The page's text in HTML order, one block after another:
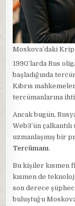
Moskova’daki
1990’larda Rus
başladığında
Kıbrıs
tercümanlarına
Ancak bugün,
Web3’ün
uzmanlaşmış bir
Tercümanı.
Bu kişiler kısmen
kısmen de
son derece
buluştuğu